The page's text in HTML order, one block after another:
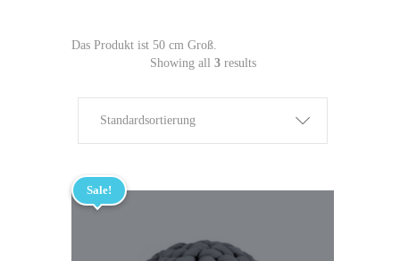
Das Produkt ist 50 cm Groß.
Showing all 3results
Standardsortierung
Sale!